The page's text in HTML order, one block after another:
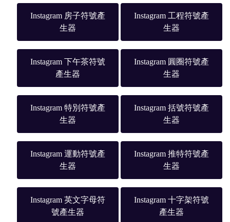
Instagram 房子符號產
生器
Instagram 工程符號產
生器
Instagram 下午茶符號
產生器
Instagram 圓圈符號產
生器
Instagram 特別符號產
生器
Instagram 括號符號產
生器
Instagram 運動符號產
生器
Instagram 推特符號產
生器
Instagram 英文字母符
號產生器
Instagram 十字架符號
產生器